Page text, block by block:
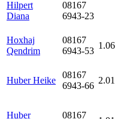
Hilpert
Diana
08167
6943-23
Hoxhaj
Qendrim
08167
6943-53
1.06
Huber Heike
08167
6943-66
2.01
Huber
08167